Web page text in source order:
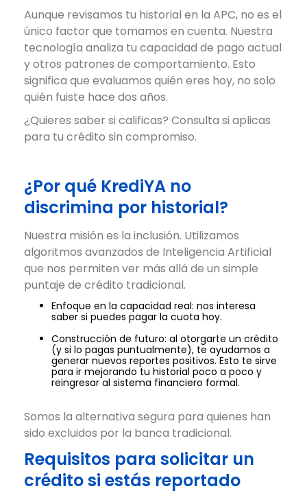
Aunque revisamos tu historial en la APC, no es el
único factor que tomamos en cuenta. Nuestra
tecnología analiza tu capacidad de pago actual
y otros patrones de comportamiento. Esto
significa que evaluamos quién eres hoy, no solo
quién fuiste hace dos años.
¿Quieres saber si calificas? Consulta si aplicas
para tu crédito sin compromiso.
¿Por qué KrediYA no
discrimina por historial?
Nuestra misión es la inclusión. Utilizamos
algoritmos avanzados de Inteligencia Artificial
que nos permiten ver más allá de un simple
puntaje de crédito tradicional.
Enfoque en la capacidad real: nos interesa
saber si puedes pagar la cuota hoy.
Construcción de futuro: al otorgarte un crédito
(y si lo pagas puntualmente), te ayudamos a
generar nuevos reportes positivos. Esto te sirve
para ir mejorando tu historial poco a poco y
reingresar al sistema financiero formal.
Somos la alternativa segura para quienes han
sido excluidos por la banca tradicional.
Requisitos para solicitar un
crédito si estás reportado